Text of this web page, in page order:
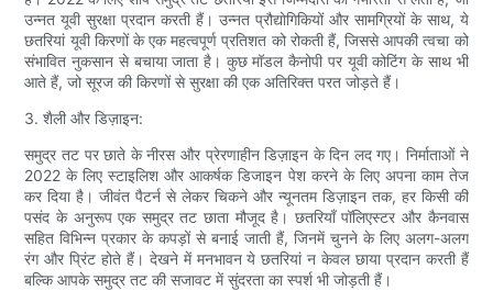
उन्नत यूवी सुरक्षा प्रदान करती हैं। उन्नत प्रौद्योगिकियों और सामग्रियों के साथ, ये
छतरियां यूवी किरणों के एक महत्वपूर्ण प्रतिशत को रोकती हैं, जिससे आपकी त्वचा को
संभावित नुकसान से बचाया जाता है। कुछ मॉडल कैनोपी पर यूवी कोटिंग के साथ भी
आते हैं, जो सूरज की किरणों से सुरक्षा की एक अतिरिक्त परत जोड़ते हैं।
3. शैली और डिज़ाइन:
समुद्र तट पर छाते के नीरस और प्रेरणाहीन डिज़ाइन के दिन लद गए। निर्माताओं ने
2022 के लिए स्टाइलिश और आकर्षक डिजाइन पेश करने के लिए अपना काम तेज
कर दिया है। जीवंत पैटर्न से लेकर चिकने और न्यूनतम डिज़ाइन तक, हर किसी की
पसंद के अनुरूप एक समुद्र तट छाता मौजूद है। छतरियाँ पॉलिएस्टर और कैनवास
सहित विभिन्न प्रकार के कपड़ों से बनाई जाती हैं, जिनमें चुनने के लिए अलग-अलग
रंग और प्रिंट होते हैं। देखने में मनभावन ये छतरियां न केवल छाया प्रदान करती हैं
बल्कि आपके समुद्र तट की सजावट में सुंदरता का स्पर्श भी जोड़ती हैं।